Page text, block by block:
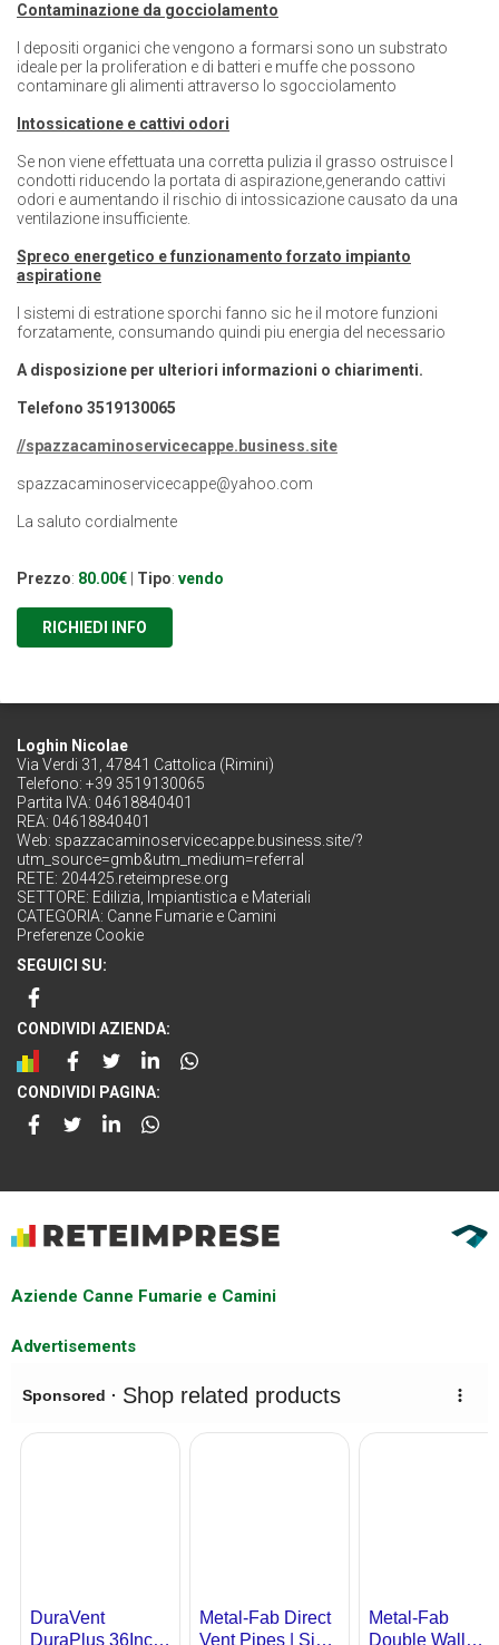
Contaminazione da gocciolamento
I depositi organici che vengono a formarsi sono un substrato
ideale per la proliferation e di batteri e muffe che possono
contaminare gli alimenti attraverso lo sgocciolamento
Intossicatione e cattivi odori
Se non viene effettuata una corretta pulizia il grasso ostruisce I
condotti riducendo la portata di aspirazione,generando cattivi
odori e aumentando il rischio di intossicazione causato da una
ventilazione insufficiente.
Spreco energetico e funzionamento forzato impianto
aspiratione
I sistemi di estratione sporchi fanno sic he il motore funzioni
forzatamente, consumando quindi piu energia del necessario
A disposizione per ulteriori informazioni o chiarimenti.
Telefono 3519130065
//spazzacaminoservicecappe.business.site
spazzacaminoservicecappe@yahoo.com
La saluto cordialmente
Prezzo: 80.00€ Tipo: vendo
RICHIEDI INFO
Loghin Nicolae
Via Verdi 31, 47841 Cattolica (Rimini)
Telefono: +39 3519130065
Partita IVA: 04618840401
REA: 04618840401
Web: spazzacaminoservicecappe.business.site/?
utm_source=gmb&utm_medium=referral
RETE: 204425.reteimprese.org
SETTORE: Edilizia, Impiantistica e Materiali
CATEGORIA: Canne Fumarie e Camini
Preferenze Cookie
SEGUICI SU:
CONDIVIDI AZIENDA:
CONDIVIDI PAGINA:
Aziende Canne Fumarie e Camini
Advertisements